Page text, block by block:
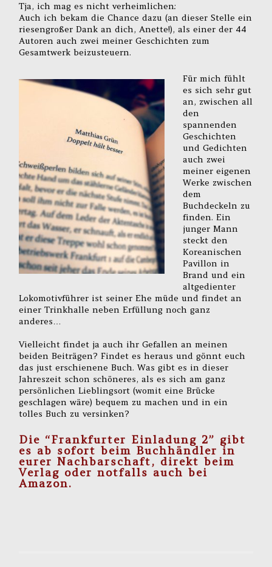
Tja, ich mag es nicht verheimlichen:
Auch ich bekam die Chance dazu (an dieser Stelle ein
riesengroßer Dank an dich, Anette!), als einer der 44
Autoren auch zwei meiner Geschichten zum
Gesamtwerk beizusteuern.
Für mich fühlt
es sich sehr gut
an, zwischen all
den
spannenden
Geschichten
und Gedichten
auch zwei
meiner eigenen
Werke zwischen
dem
Buchdeckeln zu
finden. Ein
junger Mann
steckt den
Koreanischen
Pavillon in
Brand und ein
altgedienter
Lokomotivführer ist seiner Ehe müde und findet an
einer Trinkhalle neben Erfüllung noch ganz
anderes…
Vielleicht findet ja auch ihr Gefallen an meinen
beiden Beiträgen? Findet es heraus und gönnt euch
das just erschienene Buch. Was gibt es in dieser
Jahreszeit schon schöneres, als es sich am ganz
persönlichen Lieblingsort (womit eine Brücke
geschlagen wäre) bequem zu machen und in ein
tolles Buch zu versinken?
Die “Frankfurter Einladung 2” gibt
es ab sofort beim Buchhändler in
eurer Nachbarschaft, direkt beim
Verlag oder notfalls auchbei
Amazon.